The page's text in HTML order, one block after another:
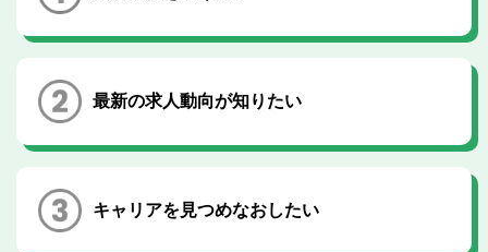
転職お役立ち情報
最新の求人動向が知りたい
キャリアを見つめなおしたい